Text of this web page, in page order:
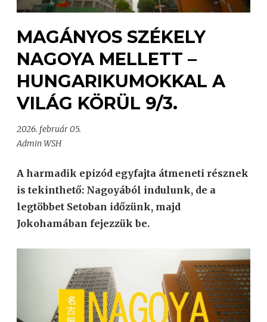
MAGÁNYOS SZÉKELY
NAGOYA MELLETT –
HUNGARIKUMOKKAL A
VILÁG KÖRÜL 9/3.
2026. február 05.
Admin WSH
A harmadik epizód egyfajta átmeneti résznek
is tekinthető: Nagoyából indulunk, de a
legtöbbet Setoban időzünk, majd
Jokohamában fejezzük be.